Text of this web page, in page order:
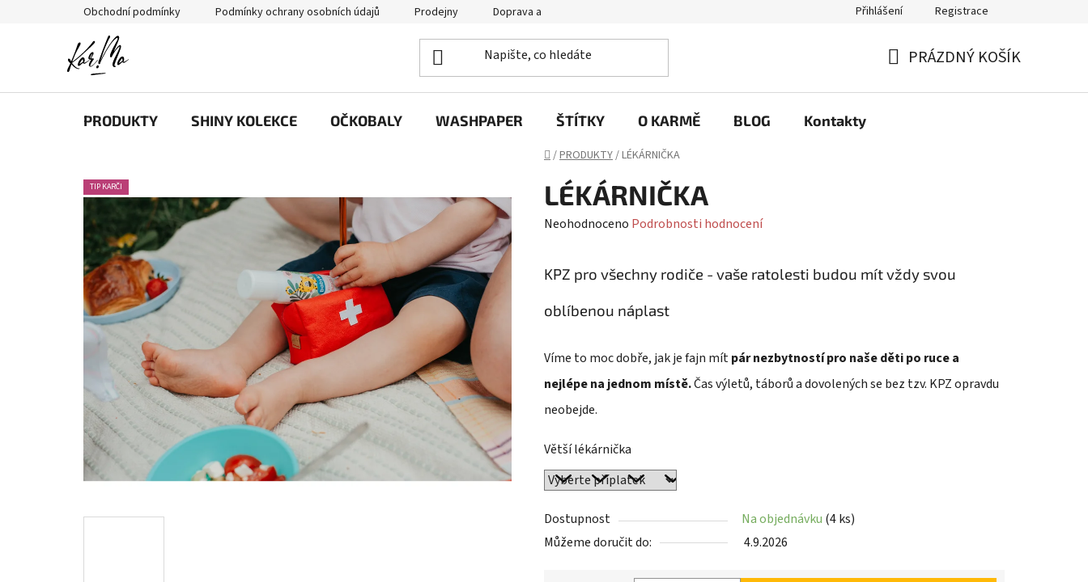
Obchodní podmínky Podmínky ochrany osobních údajů Prodejny Doprava a platba Možnosti výměny a reklamace
Přihlášení Registrace
PRÁZDNÝ KOŠÍK
PRODUKTY SHINY KOLEKCE OČKOBALY WASHPAPER ŠTÍTKY O KARMĚ BLOG Kontakty
Domů
/PRODUKTY/LÉKÁRNIČKA
LÉKÁRNIČKA
Průměrné
produktu
0,0
5
hvězdiček.
Neohodnoceno Podrobnosti hodnocení
KPZ pro všechny rodiče - vaše ratolesti budou mít vždy svou
oblíbenou náplast
Víme to moc dobře, jak je fajn mítpár nezbytnostípro naše děti po ruce a
nejlépe na jednom místě.Čas výletů, táborů a dovolených se bez tzv. KPZ opravdu
neobejde.
Větší lékárnička
Dostupnost Na objednávku (4 ks)
Můžeme doručit do:
4.9.2026
TIP KARČI